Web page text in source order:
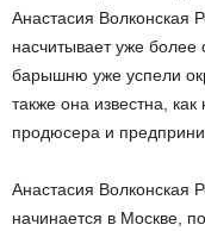
Анастасия Волконская
насчитывает уже более
барышню уже успели
также она известна,
продюсера и
Анастасия Волконская
начинается в Москве,